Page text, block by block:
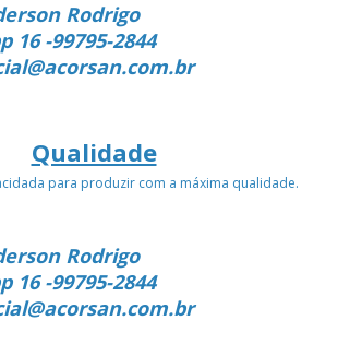
Rodrigo
16 -99795-2844
Qualidade
para produzir com a máxima qualidade.
Rodrigo
16 -99795-2844